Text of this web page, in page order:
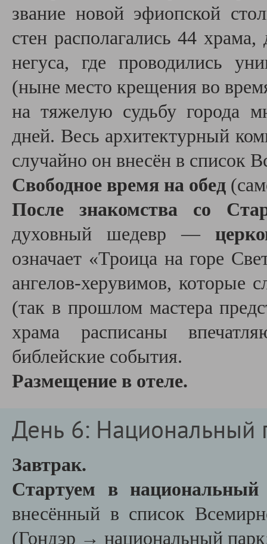
звание новой эфиопской
стен располагались44 храма,
негуса, где проводились
(ныне место крещения во
на тяжелую судьбу города
дней. Весь архитектурный
случайно он внесён в
Свободное время на обед
После знакомства со
духовный шедевр —
означает «Троица на горе
ангелов-херувимов,
(так в прошлом мастера
храма расписаны
библейские события.
Размещение в отеле.
День 6: Национальный
Завтрак.
Стартуем в
внесённый в список
(Гондэр → национальный